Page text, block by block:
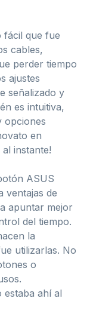
fácil que fue
cables,
perder tiempo
ajustes
señalizado y
es intuitiva,
opciones
en
instante!
ASUS
ventajas de
apuntar mejor
del tiempo.
la
utilizarlas. No
o
estaba ahí al